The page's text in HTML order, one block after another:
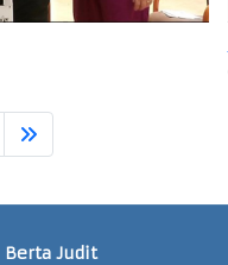
Berta Judit